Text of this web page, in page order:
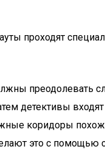
проходят
преодолевать
детективы
коридоры
это с помощью